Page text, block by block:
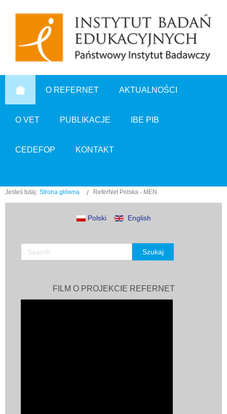
O REFERNET AKTUALNOŚCI
O VET PUBLIKACJE IBE PIB
CEDEFOP KONTAKT
Jesteś tutaj: Strona główna ReferNet Polska - MEN
Polski English
FILM O PROJEKCIE REFERNET